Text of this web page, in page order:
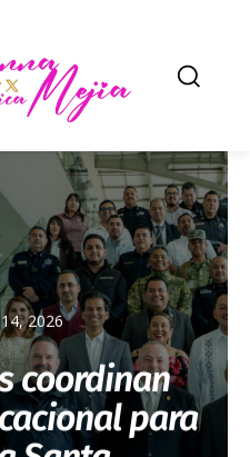
2026
coordinan
para